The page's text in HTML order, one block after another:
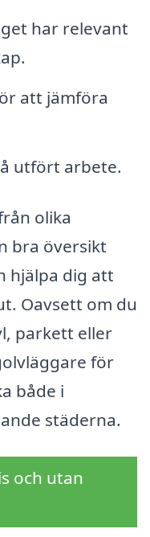
har relevant
att jämföra
utfört arbete.
olika
bra översikt
hjälpa dig att
Oavsett om du
parkett eller
för
både i
städerna.
och utan